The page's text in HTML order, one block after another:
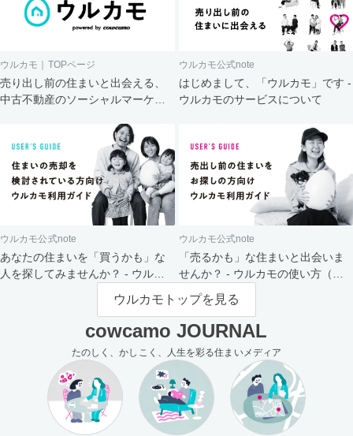
ウルカモ｜TOPページ
売り出し前の住まいと出会える、
中古不動産のソーシャルマーケッ
ウルカモ公式note
はじめまして、「ウルカモ」です -
ウルカモのサービスについて
ウルカモ公式note
あなたの住まいを「買うかも」な
人を探してみませんか？ - ウルカ
ウルカモ公式note
「売るかも」な住まいと出会いま
せんか？ - ウルカモの使い方（買
主さま向け）
ウルカモトップを見る
cowcamo JOURNAL
たのしく、かしこく、人生を彩る住まいメディア